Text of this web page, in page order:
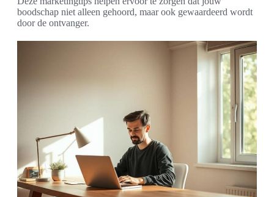
boodschap niet alleen gehoord, maar ook gewaardeerd wordt
door de ontvanger.